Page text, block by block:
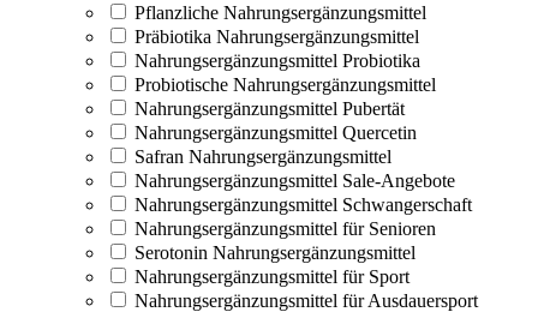
Pflanzliche Nahrungsergänzungsmittel
Präbiotika Nahrungsergänzungsmittel
Nahrungsergänzungsmittel Probiotika
Probiotische Nahrungsergänzungsmittel
Nahrungsergänzungsmittel Pubertät
Nahrungsergänzungsmittel Quercetin
Safran Nahrungsergänzungsmittel
Nahrungsergänzungsmittel Sale-Angebote
Nahrungsergänzungsmittel Schwangerschaft
Nahrungsergänzungsmittel für Senioren
Serotonin Nahrungsergänzungsmittel
Nahrungsergänzungsmittel für Sport
Nahrungsergänzungsmittel für Ausdauersport